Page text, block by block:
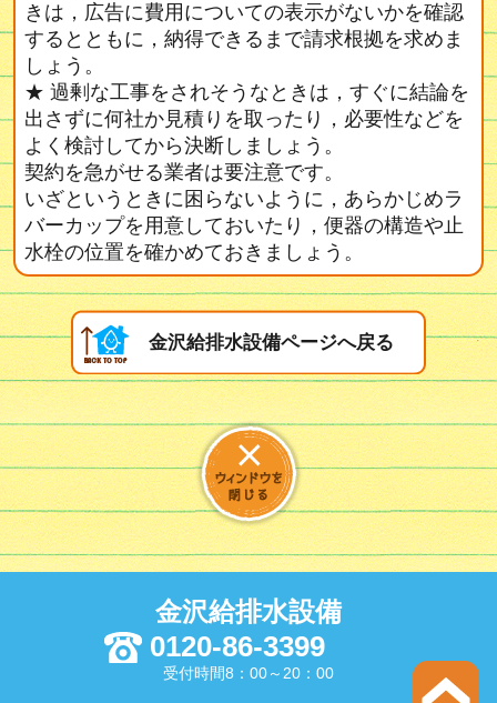
きは，広告に費用についての表示がないかを確認
するとともに，納得できるまで請求根拠を求めま
しょう。
★ 過剰な工事をされそうなときは，すぐに結論を
出さずに何社か見積りを取ったり，必要性などを
よく検討してから決断しましょう。
契約を急がせる業者は要注意です。
いざというときに困らないように，あらかじめラ
バーカップを用意しておいたり，便器の構造や止
水栓の位置を確かめておきましょう。
金沢給排水設備ページへ戻る
金沢給排水設備
0120-86-3399
受付時間8：00～20：00